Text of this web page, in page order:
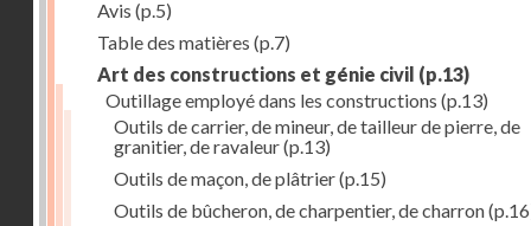
Avis (p.5)
Table des matières (p.7)
Art des constructions et génie civil (p.13)
Outillage employé dans les constructions (p.13)
Outils de carrier, de mineur, de tailleur de pierre, de
granitier, de ravaleur(p.13)
Outils de maçon, de plâtrier(p.15)
Outils de bûcheron, de charpentier, de charron